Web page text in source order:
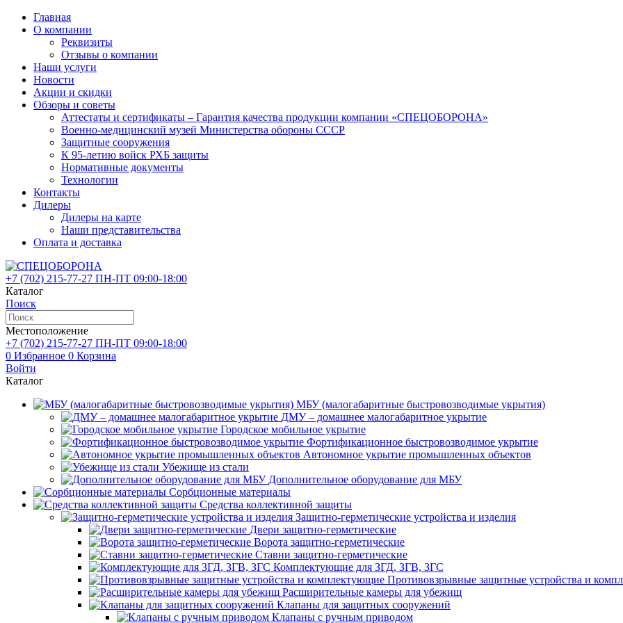
Главная
О компании
Реквизиты
Отзывы о компании
Наши услуги
Новости
Акции и скидки
Обзоры и советы
Аттестаты и сертификаты – Гарантия качества продукции компании «СПЕЦОБОРОНА»
Военно-медицинский музей Министерства обороны СССР
Защитные сооружения
К 95-летию войск РХБ защиты
Нормативные документы
Технологии
Контакты
Дилеры
Дилеры на карте
Наши представительства
Оплата и доставка
+7 (702) 215-77-27 ПН-ПТ 09:00-18:00
Каталог
Поиск
Местоположение
+7 (702) 215-77-27 ПН-ПТ 09:00-18:00
0 Избранное 0 Корзина
Войти
Каталог
МБУ (малогабаритные быстровозводимые укрытия)
ДМУ – домашнее малогабаритное укрытие
Городское мобильное укрытие
Фортификационное быстровозводимое укрытие
Автономное укрытие промышленных объектов
Убежище из стали
Дополнительное оборудование для МБУ
Сорбционные материалы
Средства коллективной защиты
Защитно-герметические устройства и изделия
Двери защитно-герметические
Ворота защитно-герметические
Ставни защитно-герметические
Комплектующие для ЗГД, ЗГВ, ЗГС
Противовзрывные защитные устройства и
Расширительные камеры для убежищ
Клапаны для защитных сооружений
Клапаны с ручным приводом